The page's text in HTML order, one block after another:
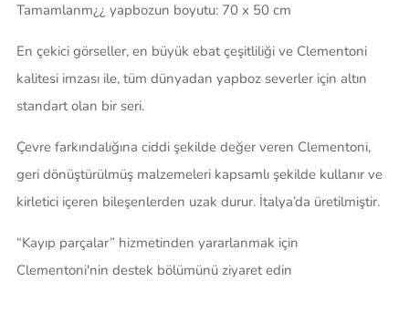
Tamamlanm¿¿ yapbozun boyutu: 70 x 50 cm
En çekici görseller, en büyük ebat çeşitliliği ve Clementoni
kalitesi imzası ile, tüm dünyadan yapboz severler için altın
standart olan bir seri.
Çevre farkındalığına ciddi şekilde değer veren Clementoni,
geri dönüştürülmüş malzemeleri kapsamlı şekilde kullanır ve
kirletici içeren bileşenlerden uzak durur. İtalya’da üretilmiştir.
“Kayıp parçalar” hizmetinden yararlanmak için
Clementoni'nin destek bölümünü ziyaret edin